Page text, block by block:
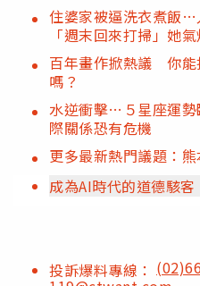
住婆家被逼洗衣煮飯
「週末回來打掃」她
百年畫作掀熱議 你能
嗎？
水逆衝擊…５星座運
際關係恐有危機
更多最新熱門議題：
成為AI時代的道德駭
投訴爆料專線：